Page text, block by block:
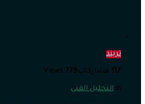
تريند
117 مشاركات779
in التحليل الفني